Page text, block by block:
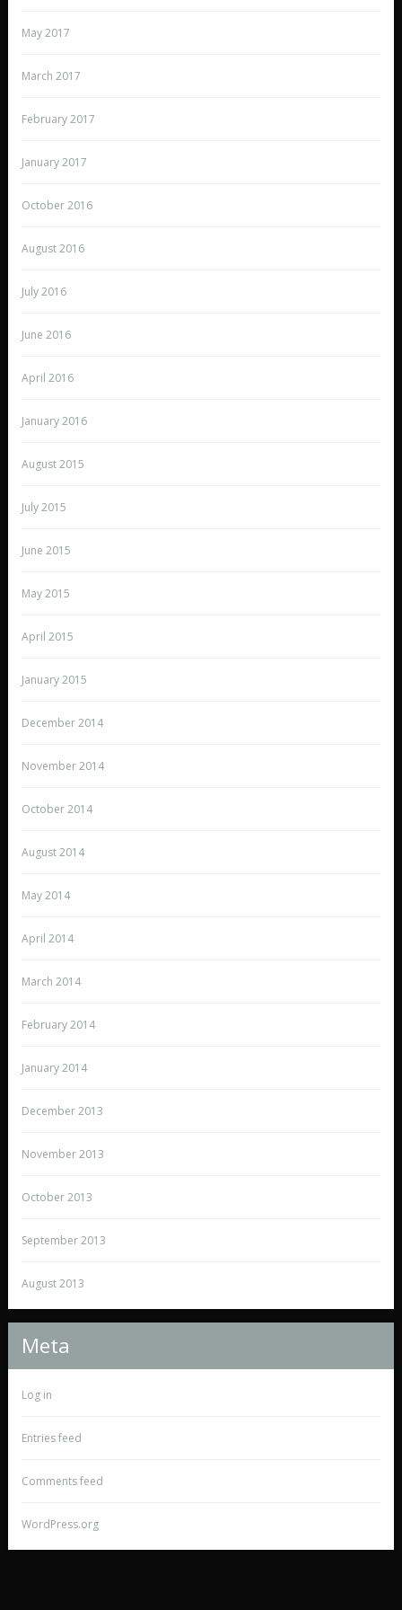
May 2017
March 2017
February 2017
January 2017
October 2016
August 2016
July 2016
June 2016
April 2016
January 2016
August 2015
July 2015
June 2015
May 2015
April 2015
January 2015
December 2014
November 2014
October 2014
August 2014
May 2014
April 2014
March 2014
February 2014
January 2014
December 2013
November 2013
October 2013
September 2013
August 2013
Meta
Log in
Entries feed
Comments feed
WordPress.org